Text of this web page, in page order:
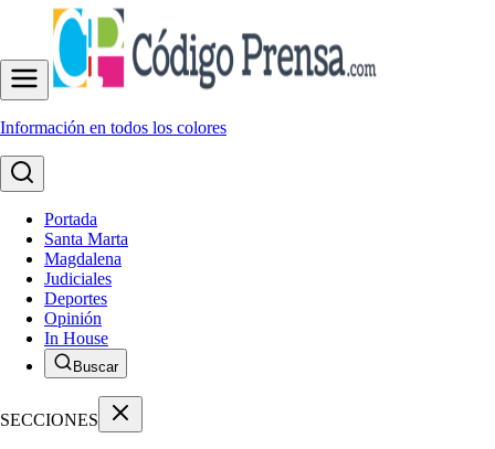
Información en todos los colores
Portada
Santa Marta
Magdalena
Judiciales
Deportes
Opinión
In House
Buscar
SECCIONES